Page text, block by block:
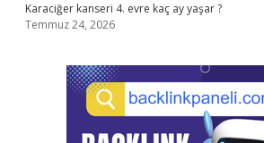
Karaciğer kanseri 4. evre kaç ay yaşar ?
Temmuz 24, 2026